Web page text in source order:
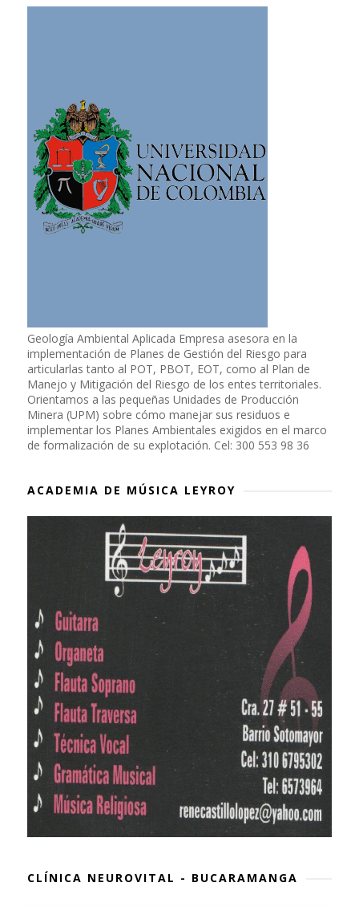
Geología Ambiental Aplicada Empresa asesora en la
implementación de Planes de Gestión del Riesgo para
articularlas tanto al POT, PBOT, EOT, como al Plan de
Manejo y Mitigación del Riesgo de los entes territoriales.
Orientamos a las pequeñas Unidades de Producción
Minera (UPM) sobre cómo manejar sus residuos e
implementar los Planes Ambientales exigidos en el marco
de formalización de su explotación. Cel: 300 553 98 36
ACADEMIA DE MÚSICA LEYROY
CLÍNICA NEUROVITAL - BUCARAMANGA